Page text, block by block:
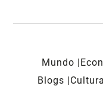
Mundo
Blogs
Cultura